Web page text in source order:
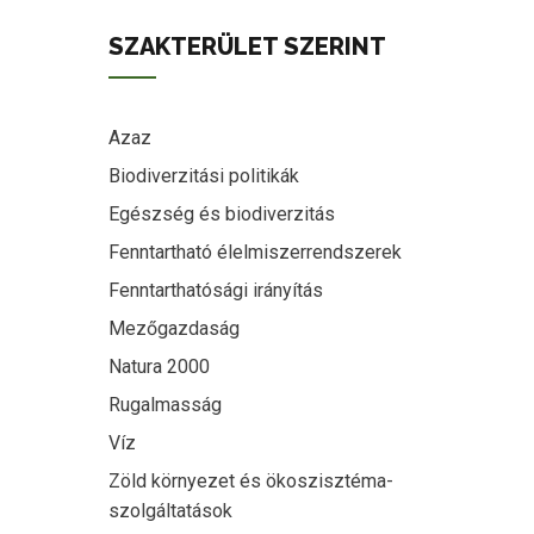
SZAKTERÜLET SZERINT
Azaz
Biodiverzitási politikák
Egészség és biodiverzitás
Fenntartható élelmiszerrendszerek
Fenntarthatósági irányítás
Mezőgazdaság
Natura 2000
Rugalmasság
Víz
Zöld környezet és ökoszisztéma-
szolgáltatások